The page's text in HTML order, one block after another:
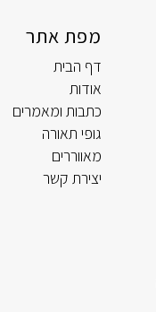
מפת אתר
דף הבית
אודות
כתבות ומאמרים
גופי תאורה
מאווררים
יצירת קשר